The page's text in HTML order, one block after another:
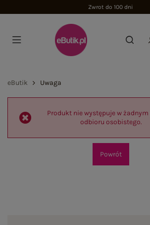
Zwrot do 100 dni
eButik Uwaga
Produkt nie występuje w
odbioru osobistego.
Powrót